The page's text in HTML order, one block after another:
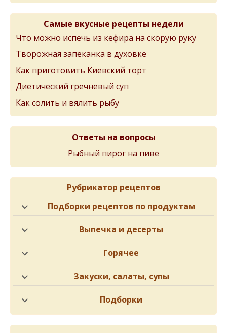
Самые вкусные рецепты недели
Что можно испечь из кефира на скорую руку
Творожная запеканка в духовке
Как приготовить Киевский торт
Диетический гречневый суп
Как солить и вялить рыбу
Ответы на вопросы
Рыбный пирог на пиве
Рубрикатор рецептов
Подборки рецептов по продуктам
Выпечка и десерты
Горячее
Закуски, салаты, супы
Подборки